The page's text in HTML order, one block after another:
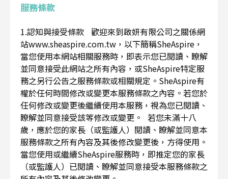
服務條款
1.認知與接受條款 歡迎來到啟妍有限公司之關係網
站www.sheaspire.com.tw，以下簡稱SheAspire，
當您使用本網站相關服務時，即表示您已閱讀、瞭解
並同意接受此網站之所有內容，或SheAspire特定服
務之另行公告之服務條款或相關規定。SheAspire有
權於任何時間修改或變更本服務條款之內容。若您於
任何修改或變更後繼續使用本服務，視為您已閱讀、
瞭解並同意接受該等修改或變更。 若您未滿十八
歲，應於您的家長（或監護人）閱讀、瞭解並同意本
服務條款之所有內容及其後修改變更後，方得使用。
當您使用或繼續SheAspire服務時，即推定您的家長
（或監護人）已閱讀、瞭解並同意接受本服務條款之